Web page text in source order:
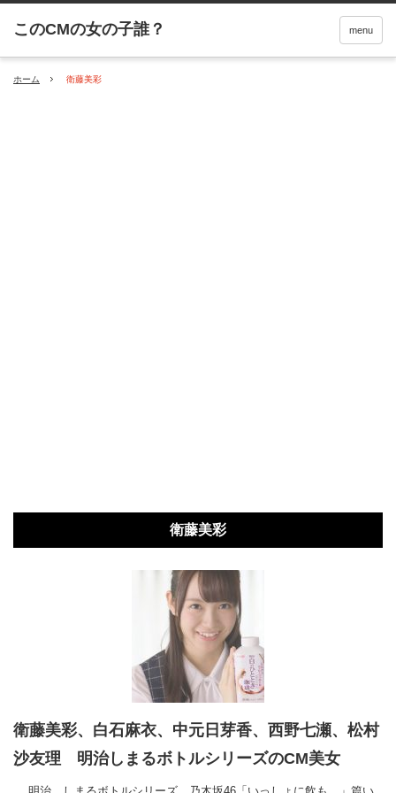
menu
ホーム 衛藤美彩
衛藤美彩
衛藤美彩、白石麻衣、中元日芽香、西野七瀬、松村
沙友理 明治しまるボトルシリーズのCM美女